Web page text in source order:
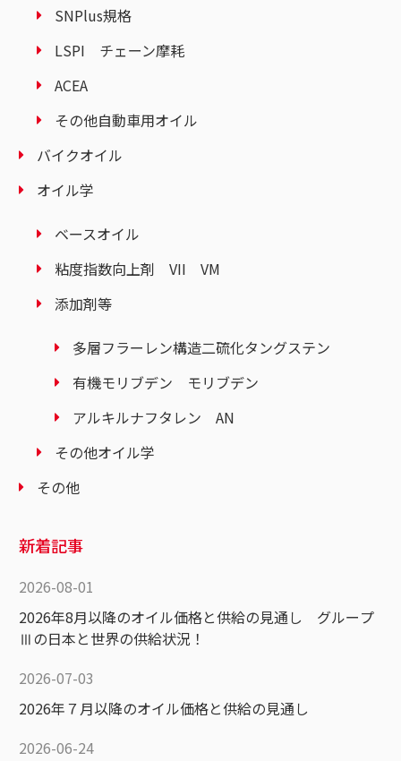
SNPlus規格
LSPI チェーン摩耗
ACEA
その他自動車用オイル
バイクオイル
オイル学
ベースオイル
粘度指数向上剤 VII VM
添加剤等
多層フラーレン構造二硫化タングステン
有機モリブデン モリブデン
アルキルナフタレン AN
その他オイル学
その他
新着記事
2026-08-01
2026年8月以降のオイル価格と供給の見通し グループ
Ⅲの日本と世界の供給状況！
2026-07-03
2026年７月以降のオイル価格と供給の見通し
2026-06-24